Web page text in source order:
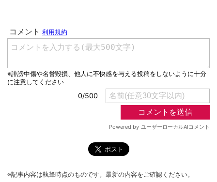
※記事内容は執筆時点のものです。最新の内容をご確認ください。